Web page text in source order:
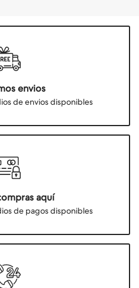
envios
de envios disponibles
aquí
de pagos disponibles